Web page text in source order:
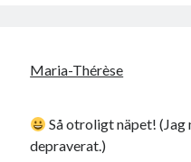
Maria-Thérèse
Så otroligt näpet!
depraverat.)